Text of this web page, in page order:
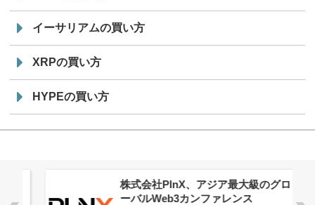
イーサリアムの買い方
XRPの買い方
HYPEの買い方
株式会社PlnX、アジア最大級のグロ
ーバルWeb3カンファレンス